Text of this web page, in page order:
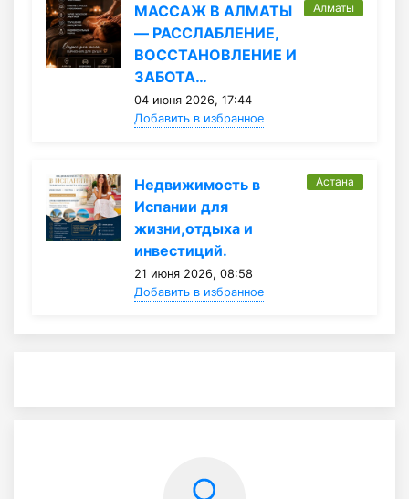
МАССАЖ В АЛМАТЫ
— РАССЛАБЛЕНИЕ,
ВОССТАНОВЛЕНИЕ И
ЗАБОТА…
04 июня 2026, 17:44
Добавить в избранное
Алматы
Недвижимость в
Испании для
жизни,отдыха и
инвестиций.
21 июня 2026, 08:58
Добавить в избранное
Астана